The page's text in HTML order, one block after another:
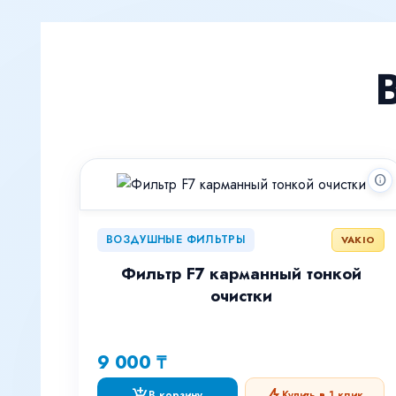
info
ВОЗДУШНЫЕ ФИЛЬТРЫ VAKIO
Фильтр F7 карманный тонкой
очистки
9 000 ₸